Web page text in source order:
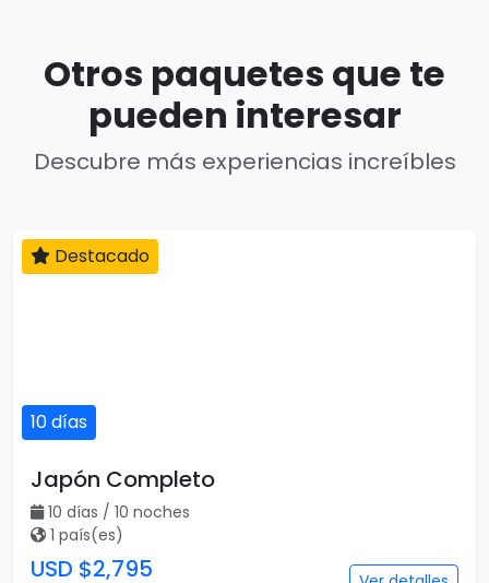
Otros paquetes que te
pueden interesar
Descubre más experiencias increíbles
10 días
Destacado
Japón Completo
10 días / 10 noches
1 país(es)
USD $2,795